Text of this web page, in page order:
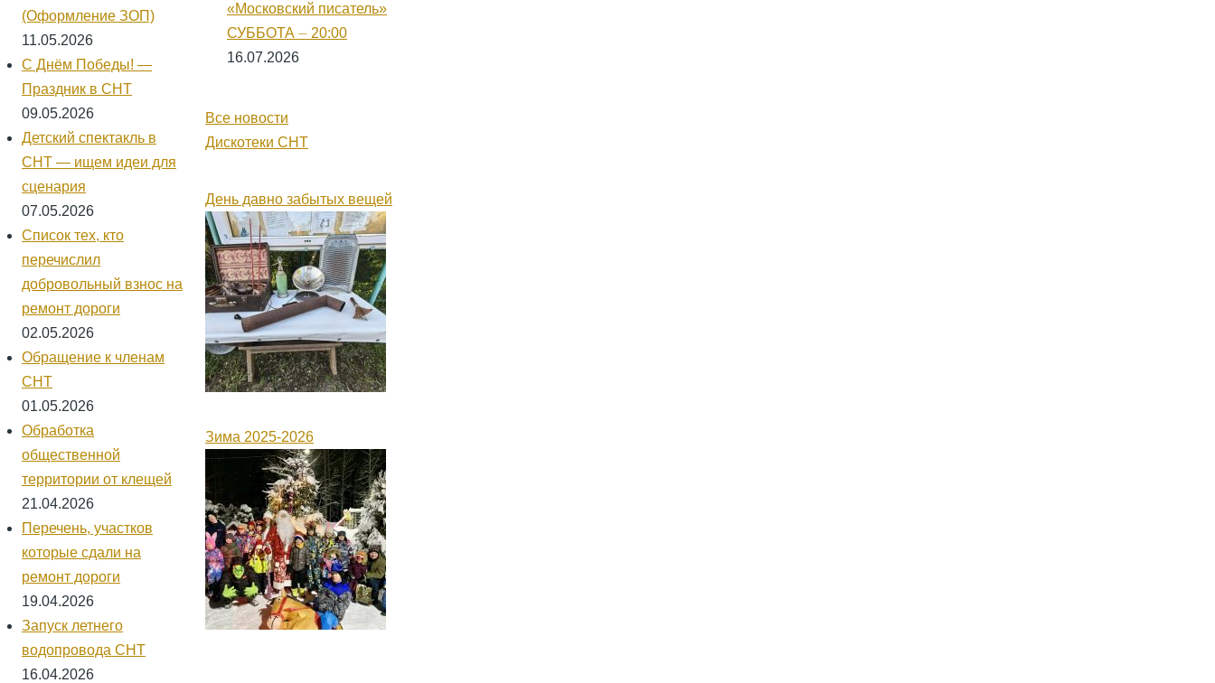
(Оформление ЗОП)
11.05.2026
С Днём Победы! —
Праздник в СНТ
09.05.2026
Детский спектакль в
СНТ — ищем идеи для
сценария
07.05.2026
Список тех, кто
перечислил
добровольный взнос на
ремонт дороги
02.05.2026
Обращение к членам
СНТ
01.05.2026
Обработка
общественной
территории от клещей
21.04.2026
Перечень, участков
которые сдали на
ремонт дороги
19.04.2026
Запуск летнего
водопровода СНТ
16.04.2026
«Московский писатель»
СУББОТА ⏤ 20:00
16.07.2026
Все новости
Дискотеки СНТ
День давно забытых вещей
Зима 2025-2026